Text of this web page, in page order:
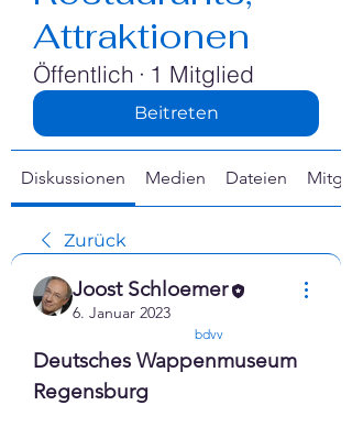
Attraktionen
Öffentlich · 1 Mitglied
Beitreten
Diskussionen Medien Dateien
Zurück
Joost Schloemer
6. Januar 2023
bdvv
Deutsches Wappenmuseum
Regensburg